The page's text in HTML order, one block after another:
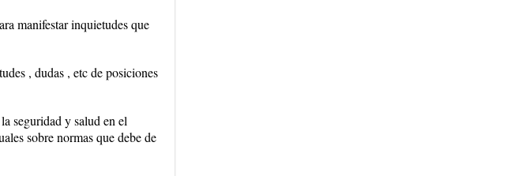
manifestar inquietudes que
, dudas , etc de posiciones
seguridad y salud en el
sobre normas que debe de